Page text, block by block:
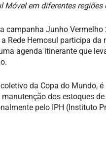
Móvel em diferentes regiões
campanha Junho
Rede Hemosul participa
agenda itinerante que
da Copa do Mundo,
dos estoques
pelo IPH (Instituto